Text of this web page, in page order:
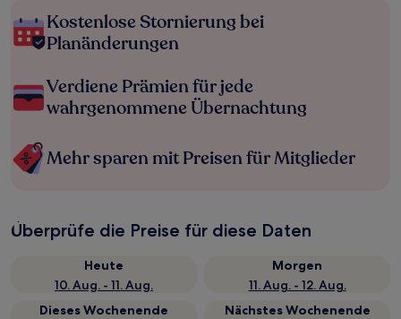
Kostenlose Stornierung bei
Planänderungen
Verdiene Prämien für jede
wahrgenommene Übernachtung
Mehr sparen mit Preisen für Mitglieder
Überprüfe die Preise für diese Daten
Heute
10. Aug. - 11. Aug.
Morgen
11. Aug. - 12. Aug.
Dieses Wochenende
Nächstes Wochenende